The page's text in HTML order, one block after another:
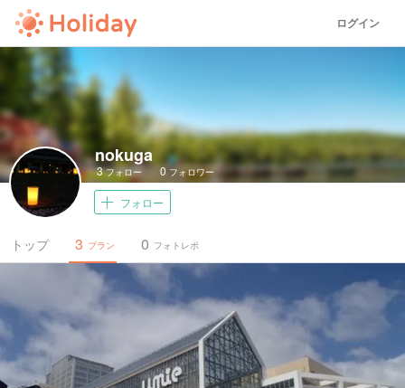
ログイン
nokuga
3フォロー 0 フォロワー
フォロー
トップ プラン
3 フォトレポ
0